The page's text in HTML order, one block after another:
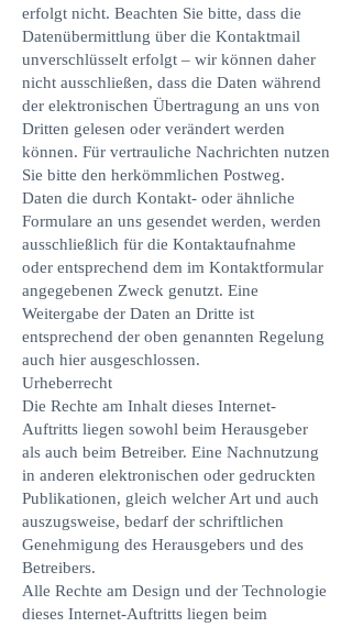
erfolgt nicht. Beachten Sie bitte, dass die
Datenübermittlung über die Kontaktmail
unverschlüsselt erfolgt – wir können daher
nicht ausschließen, dass die Daten während
der elektronischen Übertragung an uns von
Dritten gelesen oder verändert werden
können. Für vertrauliche Nachrichten nutzen
Sie bitte den herkömmlichen Postweg.
Daten die durch Kontakt- oder ähnliche
Formulare an uns gesendet werden, werden
ausschließlich für die Kontaktaufnahme
oder entsprechend dem im Kontaktformular
angegebenen Zweck genutzt. Eine
Weitergabe der Daten an Dritte ist
entsprechend der oben genannten Regelung
auch hier ausgeschlossen.
Urheberrecht
Die Rechte am Inhalt dieses Internet-
Auftritts liegen sowohl beim Herausgeber
als auch beim Betreiber. Eine Nachnutzung
in anderen elektronischen oder gedruckten
Publikationen, gleich welcher Art und auch
auszugsweise, bedarf der schriftlichen
Genehmigung des Herausgebers und des
Betreibers.
Alle Rechte am Design und der Technologie
dieses Internet-Auftritts liegen beim